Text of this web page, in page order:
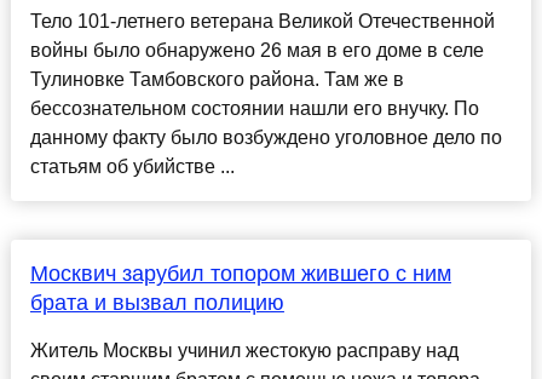
Тело 101-летнего ветерана Великой Отечественной
войны было обнаружено 26 мая в его доме в селе
Тулиновке Тамбовского района. Там же в
бессознательном состоянии нашли его внучку. По
данному факту было возбуждено уголовное дело по
статьям об убийстве ...
Москвич зарубил топором жившего с ним
брата и вызвал полицию
Житель Москвы учинил жестокую расправу над